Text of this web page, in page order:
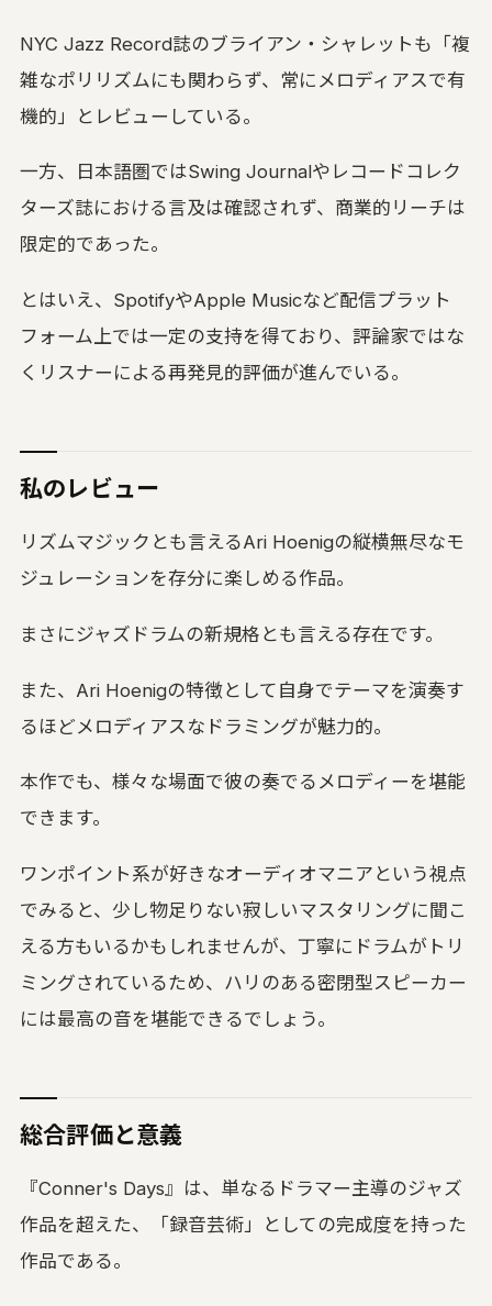
NYC Jazz Record誌のブライアン・シャレットも「複
雑なポリリズムにも関わらず、常にメロディアスで有
機的」とレビューしている。
一方、日本語圏ではSwing Journalやレコードコレク
ターズ誌における言及は確認されず、商業的リーチは
限定的であった。
とはいえ、SpotifyやApple Musicなど配信プラット
フォーム上では一定の支持を得ており、評論家ではな
くリスナーによる再発見的評価が進んでいる。
私のレビュー
リズムマジックとも言えるAri Hoenigの縦横無尽なモ
ジュレーションを存分に楽しめる作品。
まさにジャズドラムの新規格とも言える存在です。
また、Ari Hoenigの特徴として自身でテーマを演奏す
るほどメロディアスなドラミングが魅力的。
本作でも、様々な場面で彼の奏でるメロディーを堪能
できます。
ワンポイント系が好きなオーディオマニアという視点
でみると、少し物足りない寂しいマスタリングに聞こ
える方もいるかもしれませんが、丁寧にドラムがトリ
ミングされているため、ハリのある密閉型スピーカー
には最高の音を堪能できるでしょう。
総合評価と意義
『Conner's Days』は、単なるドラマー主導のジャズ
作品を超えた、「録音芸術」としての完成度を持った
作品である。